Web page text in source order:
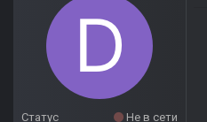
Статус
Не в сети